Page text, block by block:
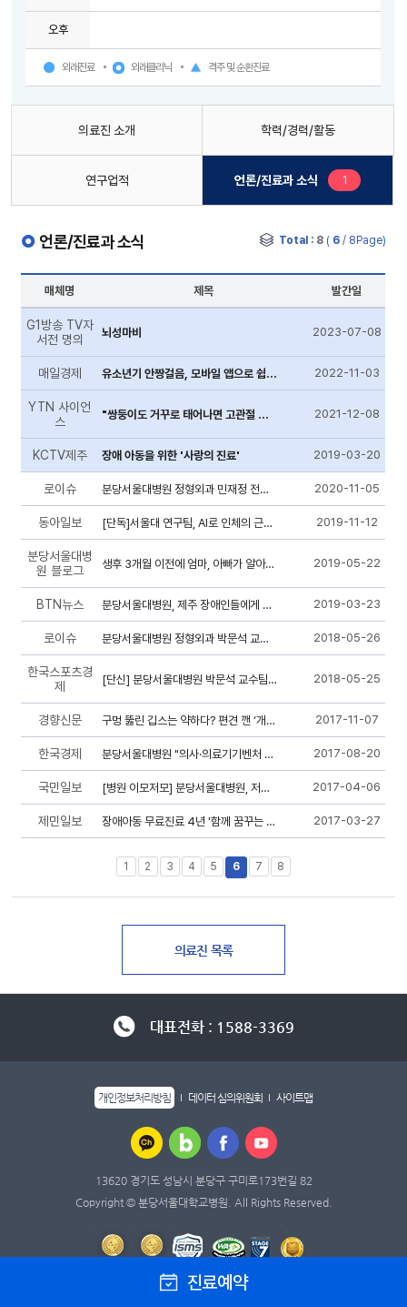
진료예약
오후
외래진료 외래클리닉 격주 및 순환진료
의료진 소개 학력/경력/활동
연구업적 언론/진료과 소식 1
언론/진료과 소식 Total : 8( 6 / 8Page)
매체명 제목 발간일
G1방송 TV자
서전 명의
뇌성마비 2023-07-08
매일경제 유소년기 안짱걸음, 모바일 앱으로 쉽게 진단한다 2022-11-03
YTN 사이언
스
"쌍둥이도 거꾸로 태어나면 고관절 비정상적 발달 위험" 2021-12-08
KCTV제주 장애 아동을 위한 '사랑의 진료' 2019-03-20
로이슈 분당서울대병원 정형외과 민재정 전공의, 박문석 교수, 대한정형외과학회 만례... 2020-11-05
동아일보 [단독]서울대 연구팀, AI로 인체의 근육 움직임 세계 최초 재현 2019-11-12
분당서울대병
원 블로그
생후 3개월 이전에 엄마, 아빠가 알아야 할 질환 '발달성 고관절 이형성증' 2019-05-22
BTN뉴스 분당서울대병원, 제주 장애인들에게 의술 나눔 2019-03-23
로이슈 분당서울대병원 정형외과 박문석 교수 공동 연구팀, 북미소아정형외과학회 ‘... 2018-05-26
한국스포츠경
제
[단신] 분당서울대병원 박문석 교수팀 북미소아정형외과학회 ‘기초논문 본상... 2018-05-25
경향신문 구멍 뚫린 깁스는 약하다? 편견 깬 ‘개방형 깁스’ 2017-11-07
한국경제 분당서울대병원 "의사·의료기기벤처 연결해 상용화 돕는다" 2017-08-20
국민일보 [병원 이모저모] 분당서울대병원, 저소득 장애 어린이 무료진료 실시 2017-04-06
제민일보 장애아동 무료진료 4년 '함께 꿈꾸는 희망' 2017-03-27
1 2 3 4 5 6 7 8
대표전화 : 1588-3369
개인정보처리방침 데이터 심의위원회 사이트맵
13620 경기도 성남시 분당구 구미로173번길 82
Copyright © 분당서울대학교병원. All Rights Reserved.